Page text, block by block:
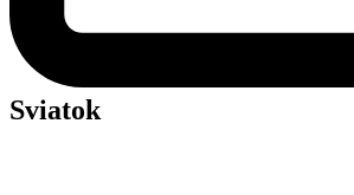
Sviatok